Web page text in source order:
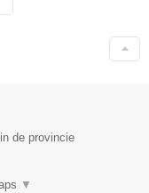
de provincie
▼